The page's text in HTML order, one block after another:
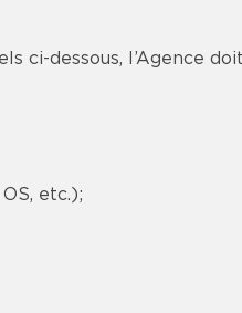
ci-dessous, l’Agence
etc.);